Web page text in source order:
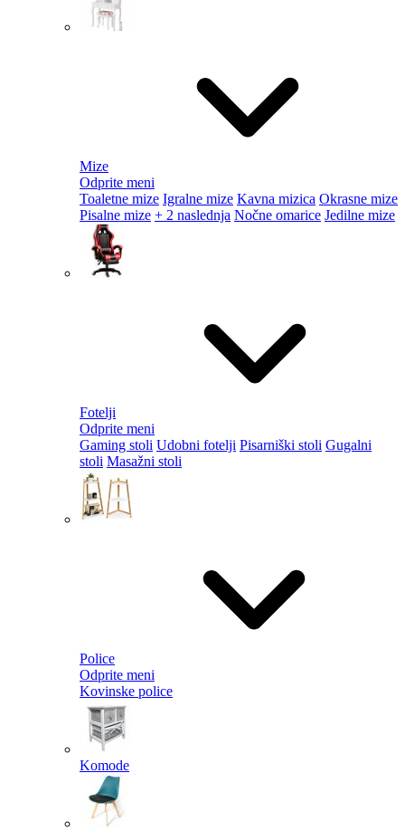
Mize
Odprite meni
Toaletne mize Igralne mize Kavna mizica Okrasne mize
Pisalne mize + 2 naslednja Nočne omarice Jedilne mize
Fotelji
Odprite meni
Gaming stoli Udobni fotelji Pisarniški stoli Gugalni
stoli Masažni stoli
Police
Odprite meni
Kovinske police
Komode